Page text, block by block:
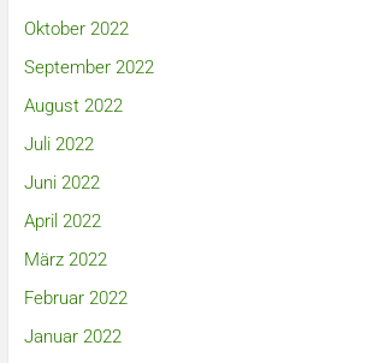
Oktober 2022
September 2022
August 2022
Juli 2022
Juni 2022
April 2022
März 2022
Februar 2022
Januar 2022